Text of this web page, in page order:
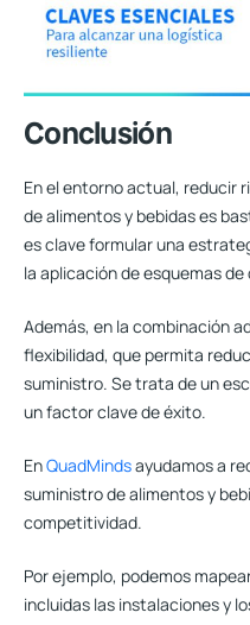
Conclusión
En el entorno actual, reducir
de alimentos y bebidas es
es clave formular una
la aplicación de esquemas
Además, en la combinación
flexibilidad, que permita
suministro. Se trata de un
un factor clave de éxito.
EnQuadMindsayudamos a
suministro de alimentos y
competitividad.
Por ejemplo, podemos
incluidas las instalaciones y